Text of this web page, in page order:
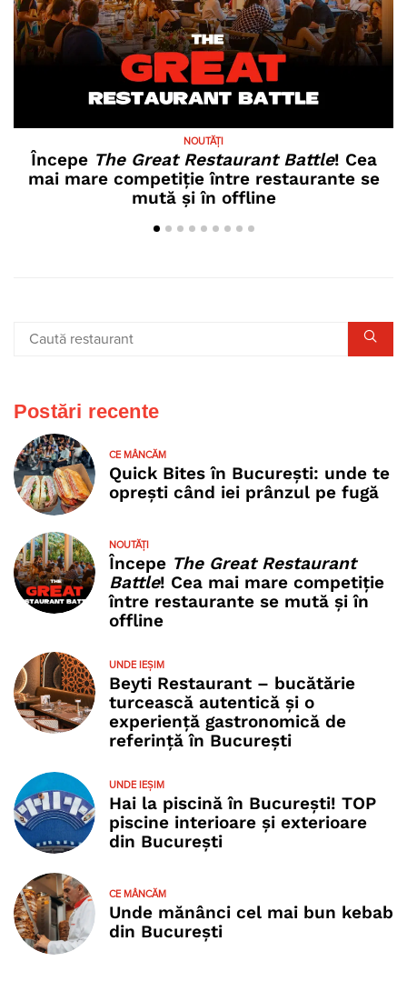
NOUTĂȚI
Începe The Great Restaurant Battle! Cea
mai mare competiție între restaurante se
mută și în offline
Postări recente
CE MÂNCĂM
Quick Bites în București: unde te
oprești când iei prânzul pe fugă
NOUTĂȚI
Începe The Great Restaurant
Battle! Cea mai mare competiție
între restaurante se mută și în
offline
UNDE IEȘIM
Beyti Restaurant – bucătărie
turcească autentică și o
experiență gastronomică de
referință în București
UNDE IEȘIM
Hai la piscină în București! TOP
piscine interioare și exterioare
din București
CE MÂNCĂM
Unde mănânci cel mai bun kebab
din București